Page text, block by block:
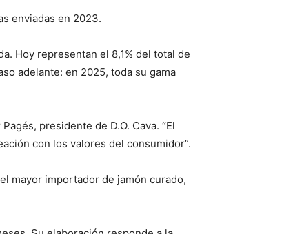
volume.
enviadas en 2023.
Hoy representan el 8,1% del total de
adelante: en 2025, toda su gama
presidente de D.O. Cava. “El
con los valores del consumidor”.
mayor importador de jamón curado,